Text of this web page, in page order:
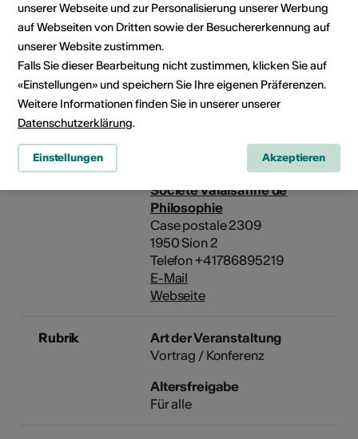
Veranstalter
Médiathèque Valais - Sion
Rue de Lausanne 45
1950 Sion
Telefon +41 (0)27 606 45 50
E-Mail
Webseite
Société Valaisanne de
Philosophie
Case postale 2309
1950 Sion 2
Telefon +41786895219
E-Mail
Webseite
Rubrik
Art der Veranstaltung
Vortrag / Konferenz
Altersfreigabe
Für alle
unserer Webseite und zur Personalisierung unserer Werbung
auf Webseiten von Dritten sowie der Besuchererkennung auf
unserer Website zustimmen.
Falls Sie dieser Bearbeitung nicht zustimmen, klicken Sie auf
«Einstellungen» und speichern Sie Ihre eigenen Präferenzen.
Weitere Informationen finden Sie in unserer unserer
Datenschutzerklärung.
Einstellungen Akzeptieren